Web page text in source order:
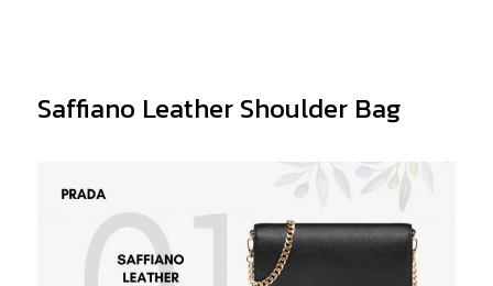
Saffiano Leather Shoulder Bag